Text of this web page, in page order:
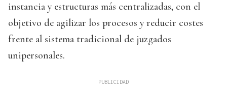
instancia y estructuras más centralizadas, con el
objetivo de agilizar los procesos y reducir costes
frente al sistema tradicional de juzgados
unipersonales.